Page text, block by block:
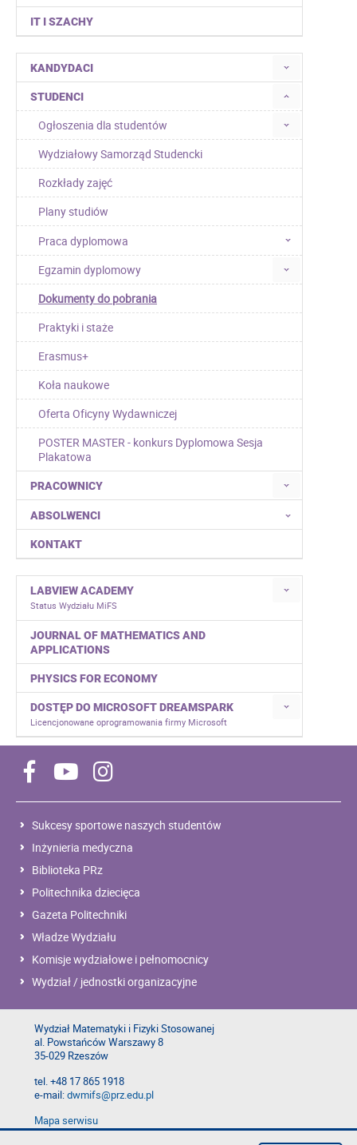
IT I SZACHY
KANDYDACI
STUDENCI
Ogłoszenia dla studentów
Wydziałowy Samorząd Studencki
Rozkłady zajęć
Plany studiów
Praca dyplomowa
Egzamin dyplomowy
Dokumenty do pobrania
Praktyki i staże
Erasmus+
Koła naukowe
Oferta Oficyny Wydawniczej
POSTER MASTER - konkurs Dyplomowa Sesja
Plakatowa
PRACOWNICY
ABSOLWENCI
KONTAKT
LABVIEW ACADEMY
Status Wydziału MiFS
JOURNAL OF MATHEMATICS AND
APPLICATIONS
PHYSICS FOR ECONOMY
DOSTĘP DO MICROSOFT DREAMSPARK
Licencjonowane oprogramowania firmy Microsoft
Sukcesy sportowe naszych studentów
Inżynieria medyczna
Biblioteka PRz
Politechnika dziecięca
Gazeta Politechniki
Władze Wydziału
Komisje wydziałowe i pełnomocnicy
Wydział / jednostki organizacyjne
Wydział Matematyki i Fizyki Stosowanej
al. Powstańców Warszawy 8
35-029 Rzeszów
tel. +48 17 865 1918
e-mail:dwmifs@prz.edu.pl
Mapa serwisu
Deklaracja dostępności